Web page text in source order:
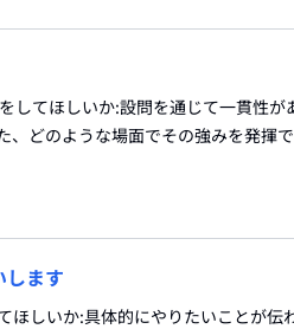
してほしいか:設問を通じて一貫性が
どのような場面でその強みを発揮で
します
ほしいか:具体的にやりたいことが伝